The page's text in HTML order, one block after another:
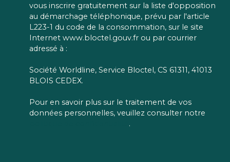
vous inscrire gratuitement sur la liste d'opposition
au démarchage téléphonique, prévu par l'article
L223-1 du code de la consommation, sur le site
Internet www.bloctel.gouv.fr ou par courrier
adressé à :
Société Worldline, Service Bloctel, CS 61311, 41013
BLOIS CEDEX.
Pour en savoir plus sur le traitement de vos
données personnelles, veuillez consulter notre
.